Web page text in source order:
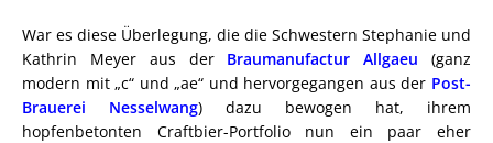
War es diese Überlegung, die die Schwestern Stephanie und
Kathrin Meyer aus der Braumanufactur Allgaeu (ganz
modern mit „c“ und „ae“ und hervorgegangen aus der Post-
Brauerei Nesselwang) dazu bewogen hat, ihrem
hopfenbetonten Craftbier-Portfolio nun ein paar eher